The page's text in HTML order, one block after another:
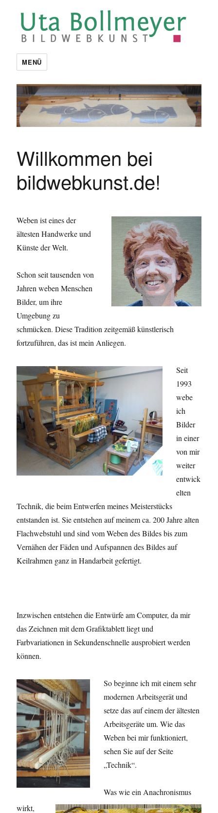
Uta Bollmeyer | bildwebkunst
MENÜ
Willkommen bei
bildwebkunst.de!
Weben ist eines der
ältesten Handwerke und
Künste der Welt.
Schon seit tausenden von
Jahren weben Menschen
Bilder, um ihre
Umgebung zu
schmücken. Diese Tradition zeitgemäß künstlerisch
fortzuführen, das ist mein Anliegen.
Seit
1993
webe
ich
Bilder
in einer
von mir
weiter
entwick
elten
Technik, die beim Entwerfen meines Meisterstücks
entstanden ist. Sie entstehen auf meinem ca. 200 Jahre alten
Flachwebstuhl und sind vom Weben des Bildes bis zum
Vernähen der Fäden und Aufspannen des Bildes auf
Keilrahmen ganz in Handarbeit gefertigt.
Inzwischen entstehen die Entwürfe am Computer, da mir
das Zeichnen mit dem Grafiktablett liegt und
Farbvariationen in Sekundenschnelle ausprobiert werden
können.
So beginne ich mit einem sehr
modernen Arbeitsgerät und
setze das auf einem der ältesten
Arbeitsgeräte um. Wie das
Weben bei mir funktioniert,
sehen Sie auf der Seite
„Technik“.
Was wie ein Anachronismus
wirkt,